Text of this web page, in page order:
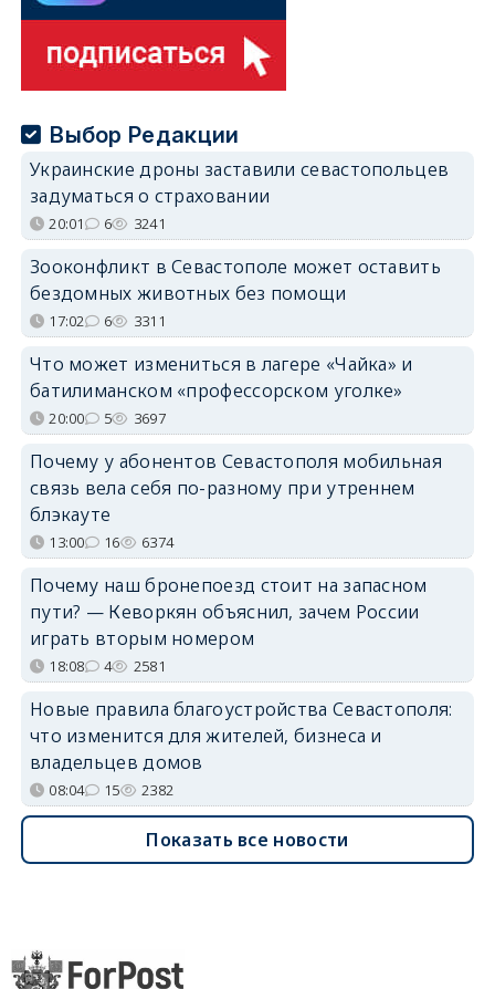
Выбор Редакции
Украинские дроны заставили севастопольцев
задуматься о страховании
20:01 6 3241
Зооконфликт в Севастополе может оставить
бездомных животных без помощи
17:02 6 3311
Что может измениться в лагере «Чайка» и
батилиманском «профессорском уголке»
20:00 5 3697
Почему у абонентов Севастополя мобильная
связь вела себя по-разному при утреннем
блэкауте
13:00 16 6374
Почему наш бронепоезд стоит на запасном
пути? — Кеворкян объяснил, зачем России
играть вторым номером
18:08 4 2581
Новые правила благоустройства Севастополя:
что изменится для жителей, бизнеса и
владельцев домов
08:04 15 2382
Показать все новости